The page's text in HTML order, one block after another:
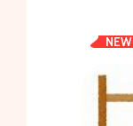
NEW